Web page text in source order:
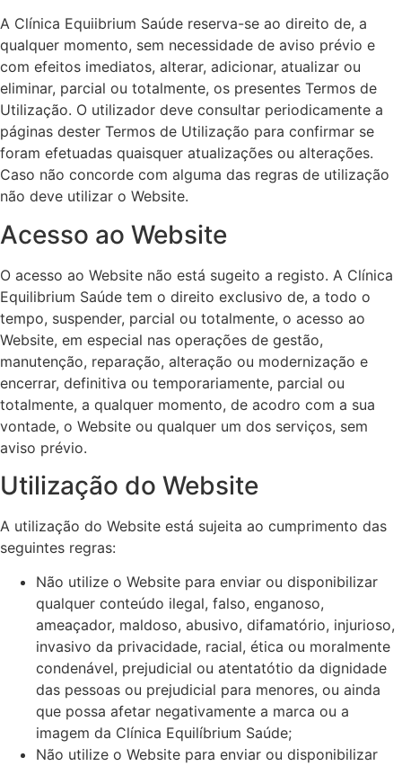
A Clínica Equiibrium Saúde reserva-se ao direito de, a
qualquer momento, sem necessidade de aviso prévio e
com efeitos imediatos, alterar, adicionar, atualizar ou
eliminar, parcial ou totalmente, os presentes Termos de
Utilização. O utilizador deve consultar periodicamente a
páginas dester Termos de Utilização para confirmar se
foram efetuadas quaisquer atualizações ou alterações.
Caso não concorde com alguma das regras de utilização
não deve utilizar o Website.
Acesso ao Website
O acesso ao Website não está sugeito a registo. A Clínica
Equilibrium Saúde tem o direito exclusivo de, a todo o
tempo, suspender, parcial ou totalmente, o acesso ao
Website, em especial nas operações de gestão,
manutenção, reparação, alteração ou modernização e
encerrar, definitiva ou temporariamente, parcial ou
totalmente, a qualquer momento, de acodro com a sua
vontade, o Website ou qualquer um dos serviços, sem
aviso prévio.
Utilização do Website
A utilização do Website está sujeita ao cumprimento das
seguintes regras:
Não utilize o Website para enviar ou disponibilizar
qualquer conteúdo ilegal, falso, enganoso,
ameaçador, maldoso, abusivo, difamatório, injurioso,
invasivo da privacidade, racial, ética ou moralmente
condenável, prejudicial ou atentatótio da dignidade
das pessoas ou prejudicial para menores, ou ainda
que possa afetar negativamente a marca ou a
imagem da Clínica Equilíbrium Saúde;
Não utilize o Website para enviar ou disponibilizar